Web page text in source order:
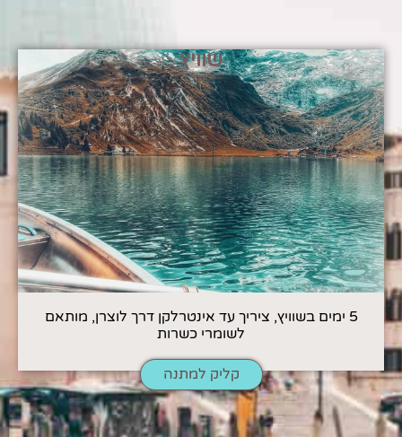
שוויץ
5 ימים בשוויץ, ציריך עד אינטרלקן דרך לוצרן, מותאם
לשומרי כשרות
קליק למתנה